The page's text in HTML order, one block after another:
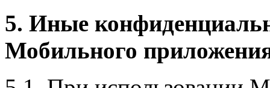
5. Иные
Мобильного